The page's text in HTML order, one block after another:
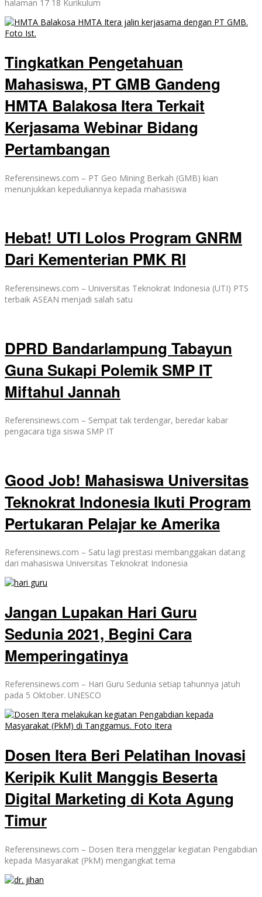
halaman 17 18 Kurikulum
Tingkatkan Pengetahuan
Mahasiswa, PT GMB Gandeng
HMTA Balakosa Itera Terkait
Kerjasama Webinar Bidang
Pertambangan
Referensinews.com – PT Geo Mining Berkah (GMB) kian
menunjukkan kepeduliannya kepada mahasiswa
Hebat! UTI Lolos Program GNRM
Dari Kementerian PMK RI
Referensinews.com – Universitas Teknokrat Indonesia (UTI) PTS
terbaik ASEAN menjadi salah satu
DPRD Bandarlampung Tabayun
Guna Sukapi Polemik SMP IT
Miftahul Jannah
Referensinews.com – Sempat tak terdengar, beredar kabar
pengacara tiga siswa SMP IT
Good Job! Mahasiswa Universitas
Teknokrat Indonesia Ikuti Program
Pertukaran Pelajar ke Amerika
Referensinews.com – Satu lagi prestasi membanggakan datang
dari mahasiswa Universitas Teknokrat Indonesia
Jangan Lupakan Hari Guru
Sedunia 2021, Begini Cara
Memperingatinya
Referensinews.com – Hari Guru Sedunia setiap tahunnya jatuh
pada 5 Oktober. UNESCO
Dosen Itera Beri Pelatihan Inovasi
Keripik Kulit Manggis Beserta
Digital Marketing di Kota Agung
Timur
Referensinews.com – Dosen Itera menggelar kegiatan Pengabdian
kepada Masyarakat (PkM) mengangkat tema